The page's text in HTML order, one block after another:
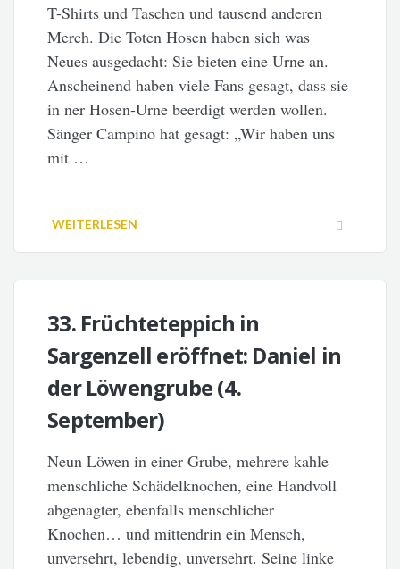
T-Shirts und Taschen und tausend anderen
Merch. Die Toten Hosen haben sich was
Neues ausgedacht: Sie bieten eine Urne an.
Anscheinend haben viele Fans gesagt, dass sie
in ner Hosen-Urne beerdigt werden wollen.
Sänger Campino hat gesagt: „Wir haben uns
mit …
WEITERLESEN
33. Früchteteppich in
Sargenzell eröffnet: Daniel in
der Löwengrube (4.
September)
Neun Löwen in einer Grube, mehrere kahle
menschliche Schädelknochen, eine Handvoll
abgenagter, ebenfalls menschlicher
Knochen… und mittendrin ein Mensch,
unversehrt, lebendig, unversehrt. Seine linke